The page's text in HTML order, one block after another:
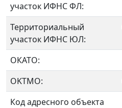
участок ИФНС ФЛ:
Территориальный
участок ИФНС ЮЛ:
ОКАТО:
OKTMO:
Код адресного объекта